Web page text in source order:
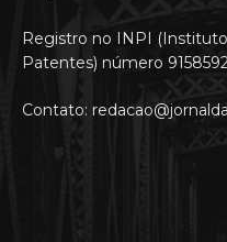
Registro no INPI
Patentes) número
Contato: